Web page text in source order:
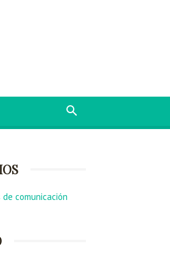
comunicación